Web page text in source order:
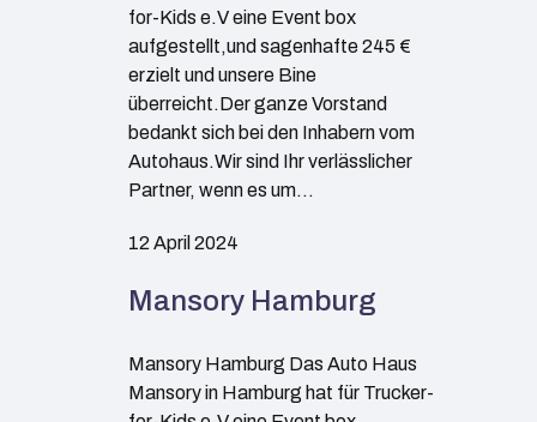
for-Kids e.V eine Event box
aufgestellt,und sagenhafte 245 €
erzielt und unsere Bine
überreicht.Der ganze Vorstand
bedankt sich bei den Inhabern vom
Autohaus.Wir sind Ihr verlässlicher
Partner, wenn es um…
12 April 2024
Mansory Hamburg
Mansory Hamburg Das Auto Haus
Mansory in Hamburg hat für Trucker-